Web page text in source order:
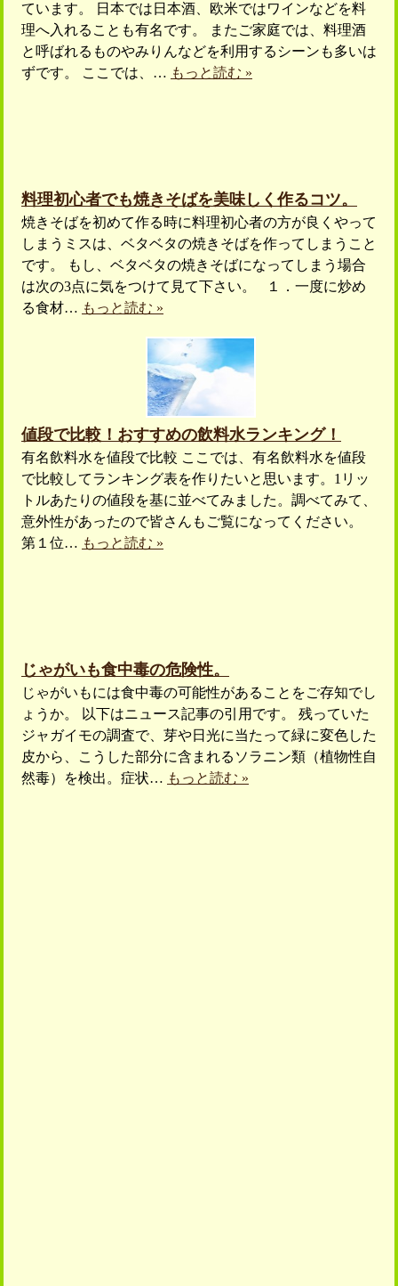
ています。 日本では日本酒、欧米ではワインなどを料
理へ入れることも有名です。 またご家庭では、料理酒
と呼ばれるものやみりんなどを利用するシーンも多いは
ずです。 ここでは、… もっと読む »
料理初心者でも焼きそばを美味しく作るコツ。
焼きそばを初めて作る時に料理初心者の方が良くやって
しまうミスは、ベタベタの焼きそばを作ってしまうこと
です。 もし、ベタベタの焼きそばになってしまう場合
は次の3点に気をつけて見て下さい。 １．一度に炒め
る食材… もっと読む »
値段で比較！おすすめの飲料水ランキング！
有名飲料水を値段で比較 ここでは、有名飲料水を値段
で比較してランキング表を作りたいと思います。1リッ
トルあたりの値段を基に並べてみました。調べてみて、
意外性があったので皆さんもご覧になってください。
第１位… もっと読む »
じゃがいも食中毒の危険性。
じゃがいもには食中毒の可能性があることをご存知でし
ょうか。 以下はニュース記事の引用です。 残っていた
ジャガイモの調査で、芽や日光に当たって緑に変色した
皮から、こうした部分に含まれるソラニン類（植物性自
然毒）を検出。症状… もっと読む »